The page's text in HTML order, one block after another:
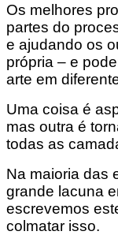
Os melhores
partes do
e ajudando os
própria – e
arte em
Uma coisa é
mas outra é
todas as
Na maioria das
grande lacuna
escrevemos
colmatar isso.